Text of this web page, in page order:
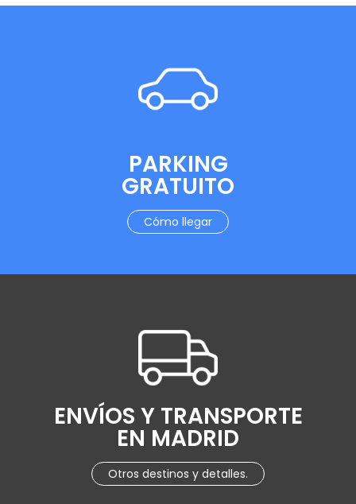
PARKING
GRATUITO
Cómo llegar
ENVÍOS Y TRANSPORTE
EN MADRID
Otros destinos y detalles.